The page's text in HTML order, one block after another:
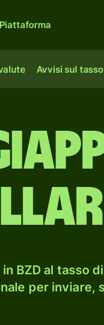
Avvisi sul tasso
BZD al tasso
per inviare,